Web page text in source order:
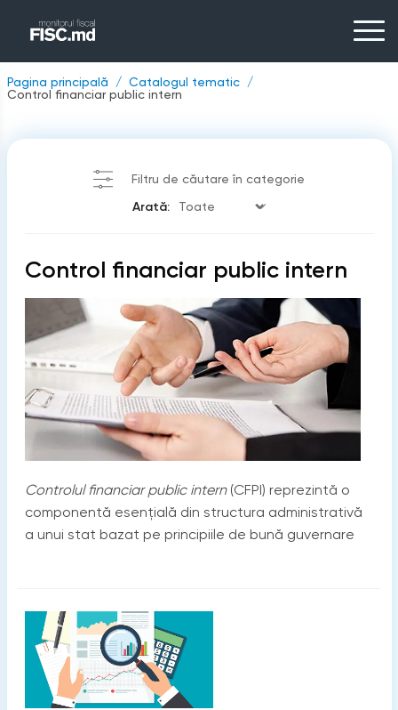
Pagina principală
Catalogul tematic
Control financiar public intern
Filtru de căutare în categorie
Arată:
Control financiar public intern
Controlul financiar public intern(CFPI) reprezintă o
componentă esențială din structura administrativă
a unui stat bazat pe principiile de bună guvernare